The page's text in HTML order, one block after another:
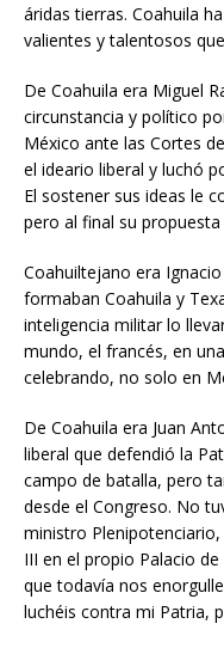
áridas tierras. Coahuila
valientes y talentosos
De Coahuila era Miguel
circunstancia y político
México ante las Cortes
el ideario liberal y luchó
El sostener sus ideas le
pero al final su
Coahuiltejano era
formaban Coahuila y
inteligencia militar lo
mundo, el francés, en
celebrando, no solo en
De Coahuila era Juan
liberal que defendió la
campo de batalla, pero
desde el Congreso. No
ministro
III en el propio Palacio
que todavía nos
luchéis contra mi Patria,